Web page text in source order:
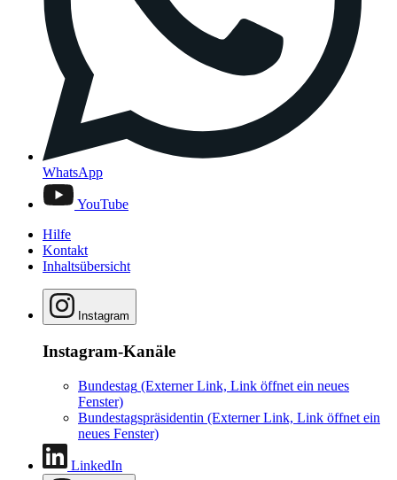
WhatsApp
YouTube
Hilfe
Kontakt
Inhaltsübersicht
Instagram
Instagram-Kanäle
Bundestag (Externer Link, Link öffnet ein neues
Fenster)
Bundestagspräsidentin (Externer Link, Link öffnet ein
neues Fenster)
LinkedIn